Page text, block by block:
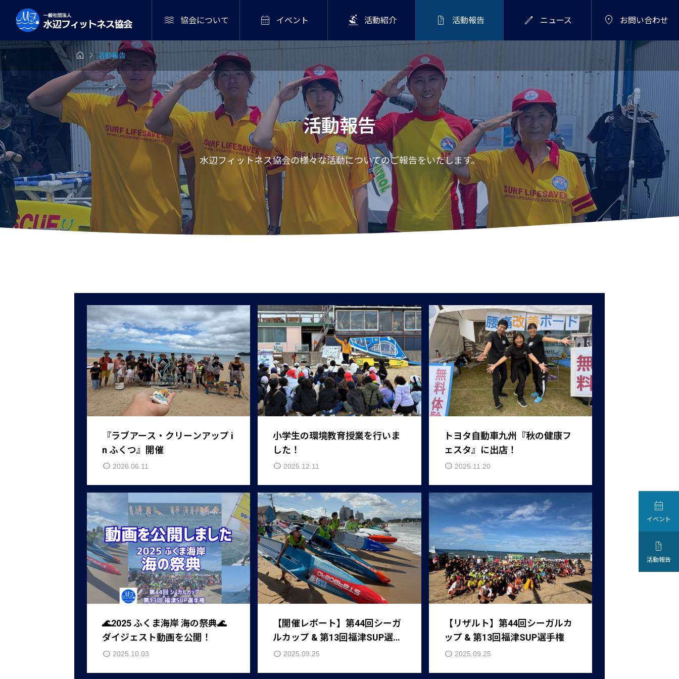
 協会について  イベント  活動紹介  活動報告  ニュース  お問い合わせ
10月17日（土）
》海のマイス
グラム 遊びと
どもを水辺の
夏限定イベント！親子
で海散歩
サンセットウォーク 〜
大人だけの特別な時
2026年10月17日（土）
《秋開催》海のマイス
タープログラム 遊びと
学びで子どもを水辺の
達人に！
案内
ました】7/
者募集中で
お知らせ, イベント・募集案内
【参加者募集】海のマイスタープログ
ラム開催！
2026.05.07
【ホームページをリニューアルしまし
た】 水辺の魅力と活動を、より
多くの方へ。
2025.10.19
 
 活動報告
活動報告
水辺フィットネス協会の様々な活動についてのご報告をいたします。
『ラブアース・クリーンアップ i
n ふくつ』開催
2026.06.11
小学生の環境教育授業を行いま
した！
2025.12.11
トヨタ自動車九州『秋の健康フ
ェスタ』に出店！
2025.11.20
🌊2025 ふくま海岸 海の祭典🌊
ダイジェスト動画を公開！
2025.10.03
【開催レポート】第44回シーガ
ルカップ & 第13回福津SUP選手
権 2025.09.25
【リザルト】第44回シーガルカ
ップ & 第13回福津SUP選手権
2025.09.25

イベント

活動報告